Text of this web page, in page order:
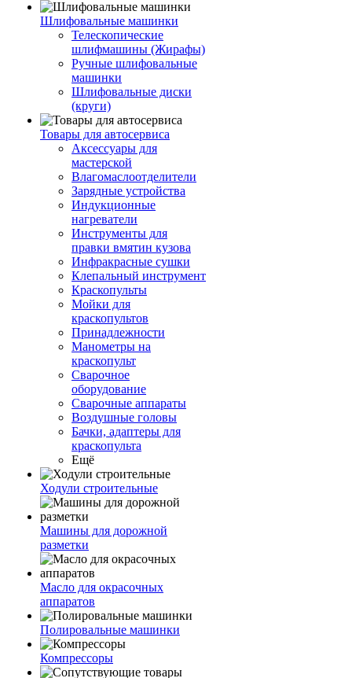
Шлифовальные машинки
Телескопические
шлифмашины (Жирафы)
Ручные шлифовальные
машинки
Шлифовальные диски
(круги)
Товары для автосервиса
Аксессуары для
мастерской
Влагомаслоотделители
Зарядные устройства
Индукционные
нагреватели
Инструменты для
правки вмятин кузова
Инфракрасные сушки
Клепальный инструмент
Краскопульты
Мойки для
краскопультов
Принадлежности
Манометры на
краскопульт
Сварочное
оборудование
Сварочные аппараты
Воздушные головы
Бачки, адаптеры для
краскопульта
Ещё
Ходули строительные
Машины для дорожной
разметки
Масло для окрасочных
аппаратов
Полировальные машинки
Компрессоры